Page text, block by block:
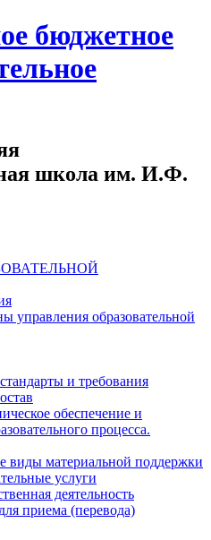
бюджетное
школа им. И.Ф.
управления образовательной
и требования
обеспечение и
процесса.
виды материальной поддержки
услуги
деятельность
приема (перевода)